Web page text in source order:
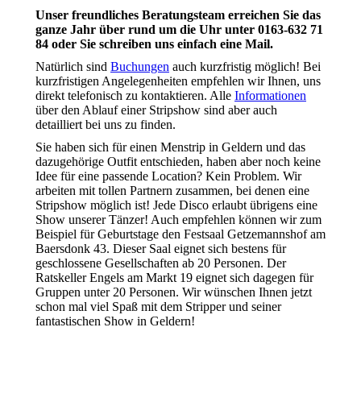
Unser freundliches Beratungsteam erreichen Sie das
ganze Jahr über rund um die Uhr unter 0163-632 71
84 oder Sie schreiben uns einfach eine Mail.
Natürlich sind Buchungen auch kurzfristig möglich! Bei
kurzfristigen Angelegenheiten empfehlen wir Ihnen, uns
direkt telefonisch zu kontaktieren. Alle Informationen
über den Ablauf einer Stripshow sind aber auch
detailliert bei uns zu finden.
Sie haben sich für einen Menstrip in Geldern und das
dazugehörige Outfit entschieden, haben aber noch keine
Idee für eine passende Location? Kein Problem. Wir
arbeiten mit tollen Partnern zusammen, bei denen eine
Stripshow möglich ist! Jede Disco erlaubt übrigens eine
Show unserer Tänzer! Auch empfehlen können wir zum
Beispiel für Geburtstage den Festsaal Getzemannshof am
Baersdonk 43. Dieser Saal eignet sich bestens für
geschlossene Gesellschaften ab 20 Personen. Der
Ratskeller Engels am Markt 19 eignet sich dagegen für
Gruppen unter 20 Personen. Wir wünschen Ihnen jetzt
schon mal viel Spaß mit dem Stripper und seiner
fantastischen Show in Geldern!